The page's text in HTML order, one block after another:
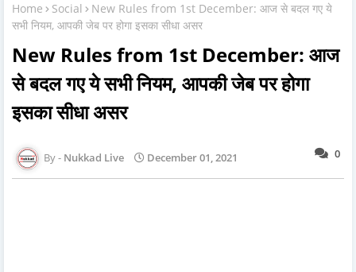
Home Social
New Rules from 1st December: आज से बदल गए ये
सभी नियम, आपकी जेब पर होगा इसका सीधा असर
New Rules from 1st December: आज
से बदल गए ये सभी नियम, आपकी जेब पर होगा
इसका सीधा असर
0
Nukkad Live December 01, 2021